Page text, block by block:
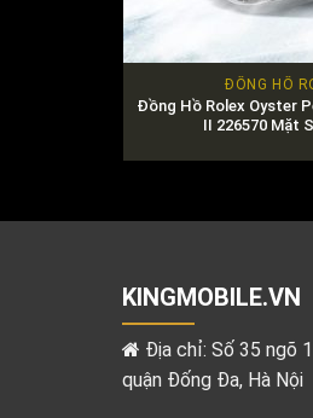
ĐỒNG HỒ
Đồng Hồ Rolex Oyster
II 226570 Mặt
KINGMOBILE.VN
Địa chỉ: Số 35 ngõ
quận Đống Đa, Hà Nội